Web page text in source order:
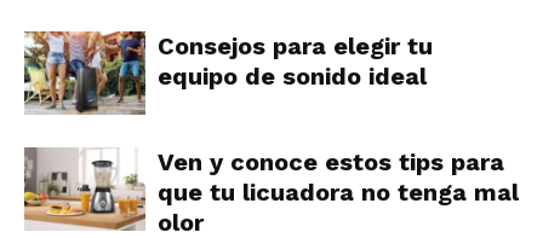
Consejos para elegir tu
equipo de sonido ideal
Ven y conoce estos tips para
que tu licuadora no tenga mal
olor